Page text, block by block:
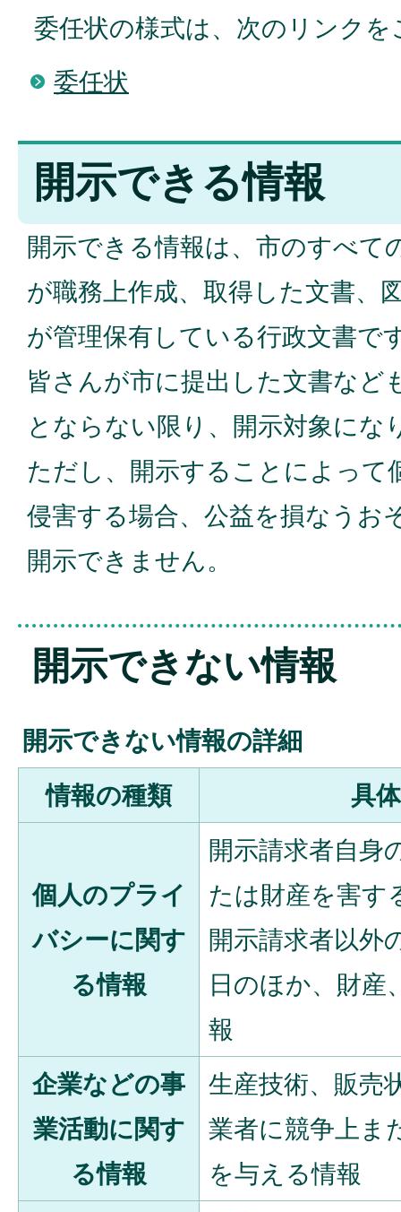
委任状の様式は、次のリンク
委任状
開示できる情報
開示できる情報は、市のすべて
が職務上作成、取得した文書、
が管理保有している行政文書で
皆さんが市に提出した文書など
とならない限り、開示対象にな
ただし、開示することによって
侵害する場合、公益を損なうお
開示できません。
開示できない情報
開示できない情報の詳細
情報の種類
具
個人のプライ
バシーに関す
る情報
開示請求者自身
たは財産を害す
開示請求者以外
日のほか、財産
報
企業などの事
業活動に関す
る情報
生産技術、販売
業者に競争上ま
を与える情報